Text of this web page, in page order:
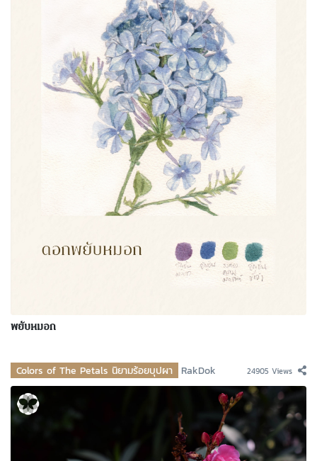
พยับหมอก
Colors of The Petals นิยามร้อยบุปผา RakDok 24905 Views